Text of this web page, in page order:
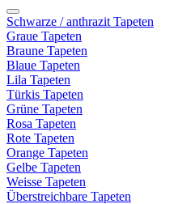
Schwarze / anthrazit Tapeten
Graue Tapeten
Braune Tapeten
Blaue Tapeten
Lila Tapeten
Türkis Tapeten
Grüne Tapeten
Rosa Tapeten
Rote Tapeten
Orange Tapeten
Gelbe Tapeten
Weisse Tapeten
Überstreichbare Tapeten